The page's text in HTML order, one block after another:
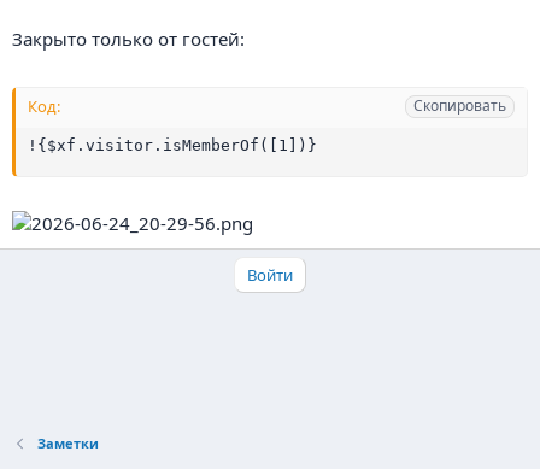
Закрыто только от гостей:
Код: Скопировать
!{$xf.visitor.isMemberOf([1])}
Войти
Заметки